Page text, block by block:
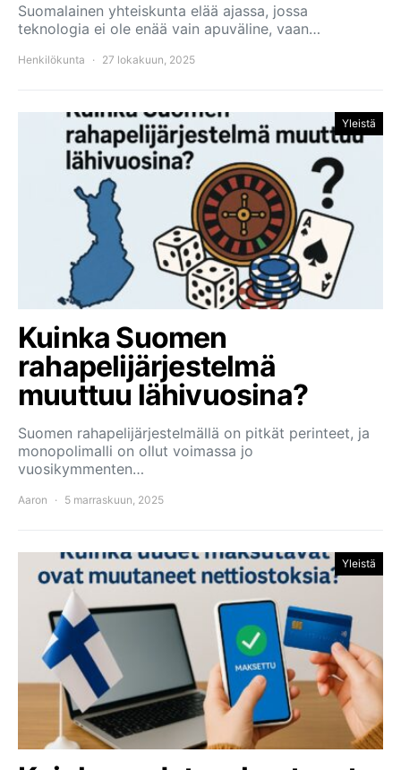
Suomalainen yhteiskunta elää ajassa, jossa
teknologia ei ole enää vain apuväline, vaan…
Henkilökunta 27 lokakuun, 2025
Yleistä
Kuinka Suomen
rahapelijärjestelmä
muuttuu lähivuosina?
Suomen rahapelijärjestelmällä on pitkät perinteet, ja
monopolimalli on ollut voimassa jo
vuosikymmenten…
Aaron 5 marraskuun, 2025
Yleistä